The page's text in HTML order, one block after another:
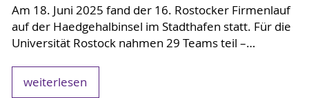
Am 18. Juni 2025 fand der 16. Rostocker Firmenlauf
auf der Haedgehalbinsel im Stadthafen statt. Für die
Universität Rostock nahmen 29 Teams teil –…
weiterlesen